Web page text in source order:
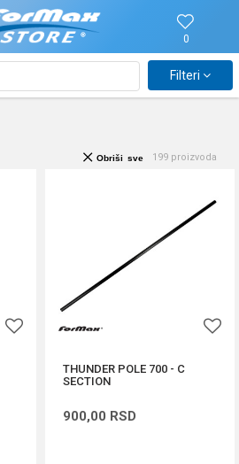
0
Filteri
199 proizvoda
Obriši sve
THUNDER POLE 700 - C
SECTION
900,00 RSD